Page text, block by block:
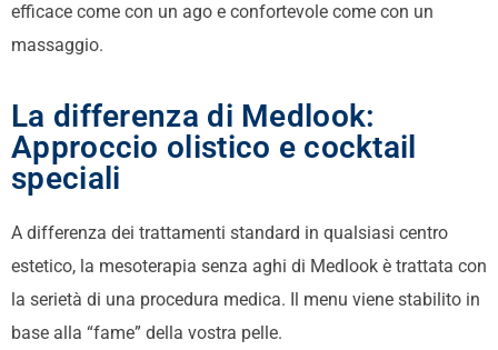
efficace come con un ago e confortevole come con un
massaggio.
La differenza di Medlook:
Approccio olistico e cocktail
speciali
A differenza dei trattamenti standard in qualsiasi centro
estetico, la mesoterapia senza aghi di Medlook è trattata con
la serietà di una procedura medica. Il menu viene stabilito in
base alla “fame” della vostra pelle.